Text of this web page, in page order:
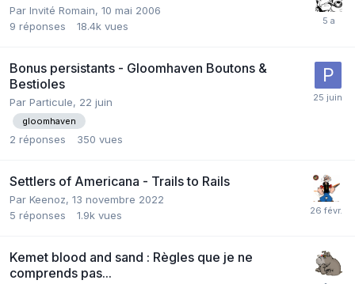
Par Invité Romain, 10 mai 2006
9 réponses 18.4k vues
Bonus persistants - Gloomhaven Boutons &
Bestioles
Par Particule, 22 juin
gloomhaven
2 réponses 350 vues
Settlers of Americana - Trails to Rails
Par Keenoz, 13 novembre 2022
5 réponses 1.9k vues
Kemet blood and sand : Règles que je ne
comprends pas...